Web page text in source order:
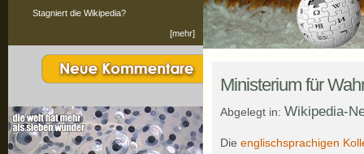
Stagniert die Wikipedia?
[mehr]
Ministerium für
Abgelegt in: Wikipedia-
Die englischsprachigen